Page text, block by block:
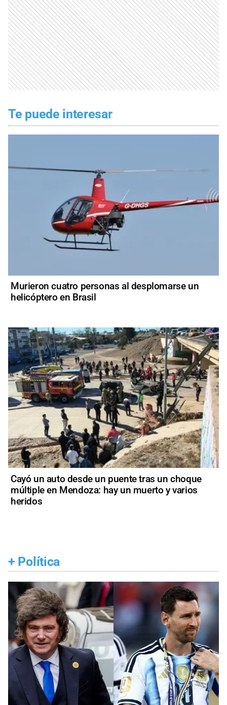
Te puede interesar
Murieron cuatro personas al desplomarse un
helicóptero en Brasil
Cayó un auto desde un puente tras un choque
múltiple en Mendoza: hay un muerto y varios
heridos
+ Política